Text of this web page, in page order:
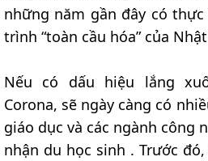
những năm gần đây có
trình “toàn cầu hóa” của
Nếu có dấu hiệu lắng
Corona, sẽ ngày càng có
giáo dục và các ngành công
nhận du học sinh . Trước